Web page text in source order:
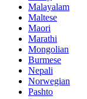
Malayalam
Maltese
Maori
Marathi
Mongolian
Burmese
Nepali
Norwegian
Pashto